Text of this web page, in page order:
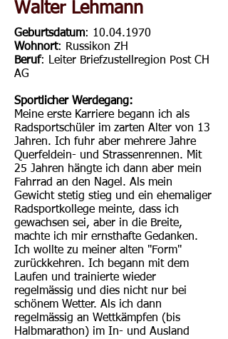
Walter Lehmann
Geburtsdatum: 10.04.1970
Wohnort: Russikon ZH
Beruf: Leiter Briefzustellregion Post CH
AG
Sportlicher Werdegang:
Meine erste Karriere begann ich als
Radsportschüler im zarten Alter von 13
Jahren. Ich fuhr aber mehrere Jahre
Querfeldein- und Strassenrennen. Mit
25 Jahren hängte ich dann aber mein
Fahrrad an den Nagel. Als mein
Gewicht stetig stieg und ein ehemaliger
Radsportkollege meinte, dass ich
gewachsen sei, aber in die Breite,
machte ich mir ernsthafte Gedanken.
Ich wollte zu meiner alten "Form"
zurückkehren. Ich begann mit dem
Laufen und trainierte wieder
regelmässig und dies nicht nur bei
schönem Wetter. Als ich dann
regelmässig an Wettkämpfen (bis
Halbmarathon) im In- und Ausland